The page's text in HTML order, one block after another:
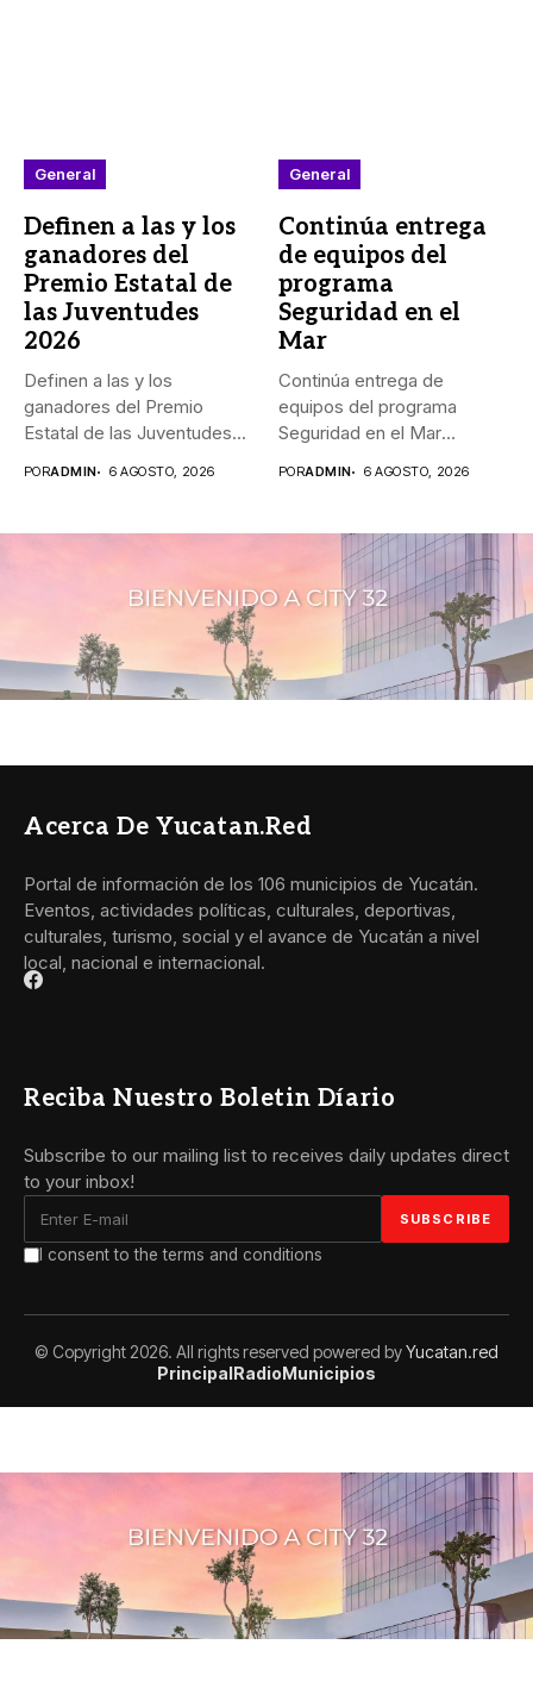
General
Definen a las y los
ganadores del
Premio Estatal de
las Juventudes
2026
Definen a las y los
ganadores del Premio
Estatal de las Juventudes...
PORADMIN 6 AGOSTO, 2026
General
Continúa entrega
de equipos del
programa
Seguridad en el
Mar
Continúa entrega de
equipos del programa
Seguridad en el Mar
PORADMIN 6 AGOSTO, 2026
Acerca De Yucatan.red
Portal de información de los 106 municipios de Yucatán.
Eventos, actividades políticas, culturales, deportivas,
culturales, turismo, social y el avance de Yucatán a nivel
local, nacional e internacional.
Reciba Nuestro Boletin Díario
Subscribe to our mailing list to receives daily updates direct
to your inbox!
I consent to the terms and conditions
© Copyright 2026. All rights reserved powered byYucatan.red
PrincipalRadioMunicipios